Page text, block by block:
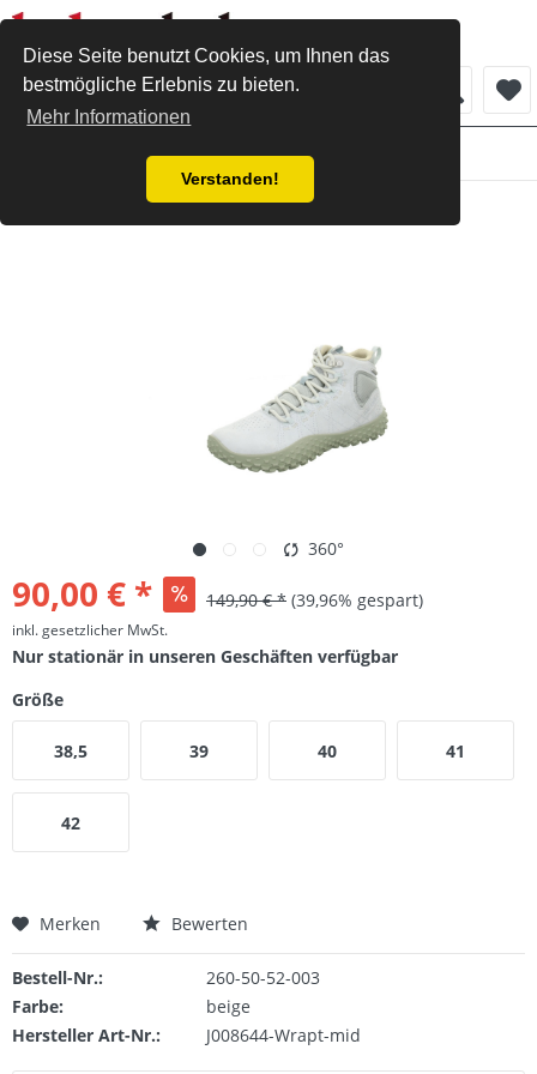
Diese Seite benutzt Cookies, um Ihnen das
bestmögliche Erlebnis zu bieten.
Mehr Informationen
Verstanden!
Menü
Merrell Schnürboot angelite
360°
90,00 € * 149,90 € * (39,96% gespart)
inkl. gesetzlicher MwSt.
Nur stationär in unseren Geschäften verfügbar
Größe
38,5 39 40 41
42
Merken Bewerten
Bestell-Nr.:
260-50-52-003
Farbe:
beige
Hersteller Art-Nr.:
J008644-Wrapt-mid